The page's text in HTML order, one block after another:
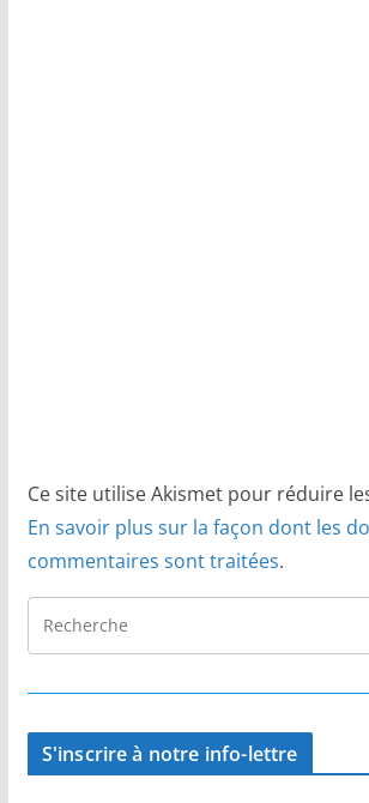
Ce site utilise Akismet pour réduire
En savoir plus sur la façon dont les
commentaires sont traitées.
S'inscrire à notre info-lettre